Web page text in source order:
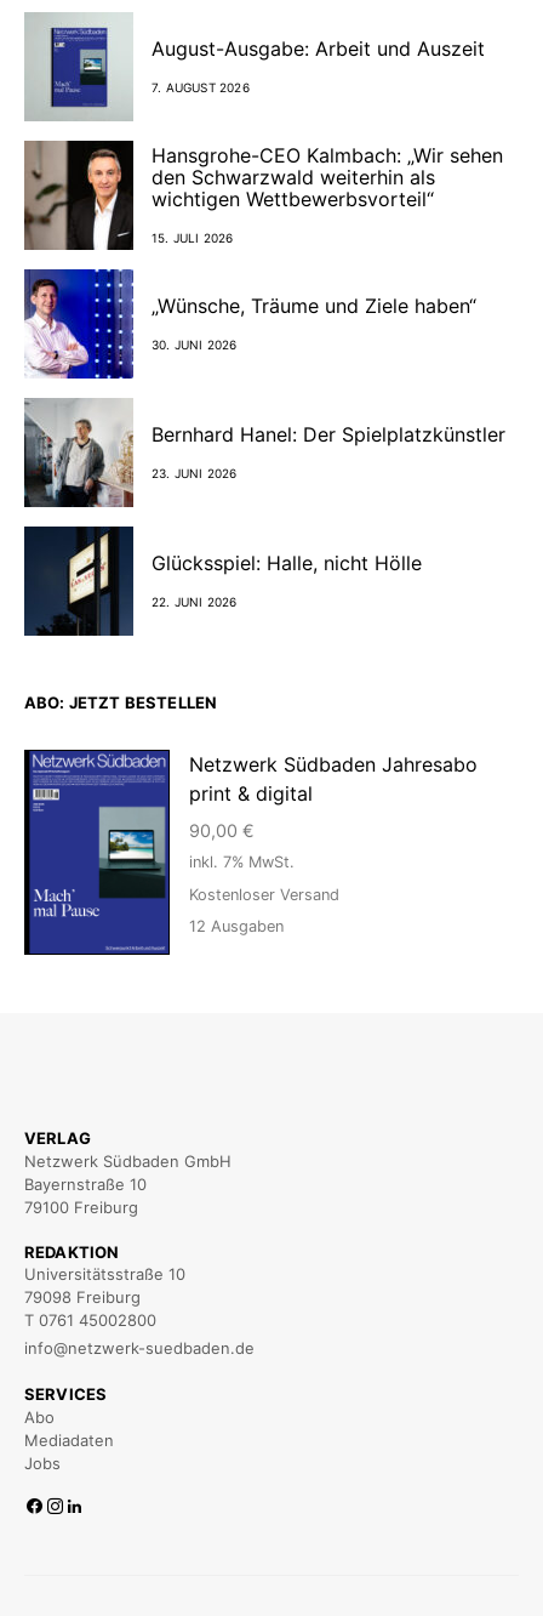
August-Ausgabe: Arbeit und Auszeit
7. AUGUST 2026
Hansgrohe-CEO Kalmbach: „Wir sehen
den Schwarzwald weiterhin als
wichtigen Wettbewerbsvorteil“
15. JULI 2026
„Wünsche, Träume und Ziele haben“
30. JUNI 2026
Bernhard Hanel: Der Spielplatzkünstler
23. JUNI 2026
Glücksspiel: Halle, nicht Hölle
22. JUNI 2026
ABO: JETZT BESTELLEN
Netzwerk Südbaden Jahresabo
print & digital
90,00 €
inkl. 7% MwSt.
Kostenloser Versand
12 Ausgaben
VERLAG
Netzwerk Südbaden GmbH
Bayernstraße 10
79100 Freiburg
REDAKTION
Universitätsstraße 10
79098 Freiburg
T 0761 45002800
info@netzwerk-suedbaden.de
SERVICES
Abo
Mediadaten
Jobs